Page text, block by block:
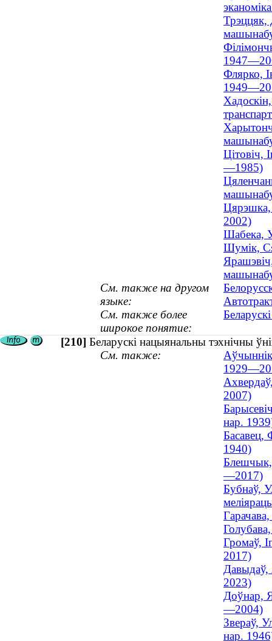
Трэццяк,
Флярко,
Цітовіч,
—1985)
Цярэшка,
2002)
Шабека,
Шумік,
См. также на другом
языке:
См. также более
широкое понятие:
[210] Беларускі нацыянальны тэхнічны
См. также:
2007)
нар.
Басавец,
1940)
Блешчык,
—2017)
Бубнаў,
Громаў,
2017)
Давыдаў,
2023)
Доўнар,
—2004)
Звераў,
нар.